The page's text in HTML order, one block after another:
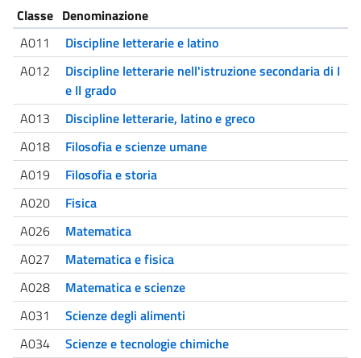
Classe Denominazione
A011
Discipline letterarie e latino
A012
Discipline letterarie nell'istruzione secondaria di I
e II grado
A013
Discipline letterarie, latino e greco
A018
Filosofia e scienze umane
A019
Filosofia e storia
A020
Fisica
A026
Matematica
A027
Matematica e fisica
A028
Matematica e scienze
A031
Scienze degli alimenti
A034
Scienze e tecnologie chimiche